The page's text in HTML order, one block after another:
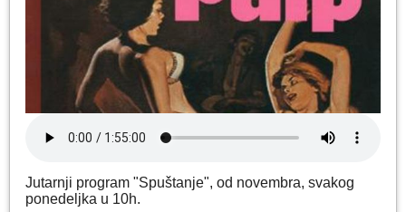
Jutarnji program "Spuštanje", od novembra, svakog
ponedeljka u 10h.